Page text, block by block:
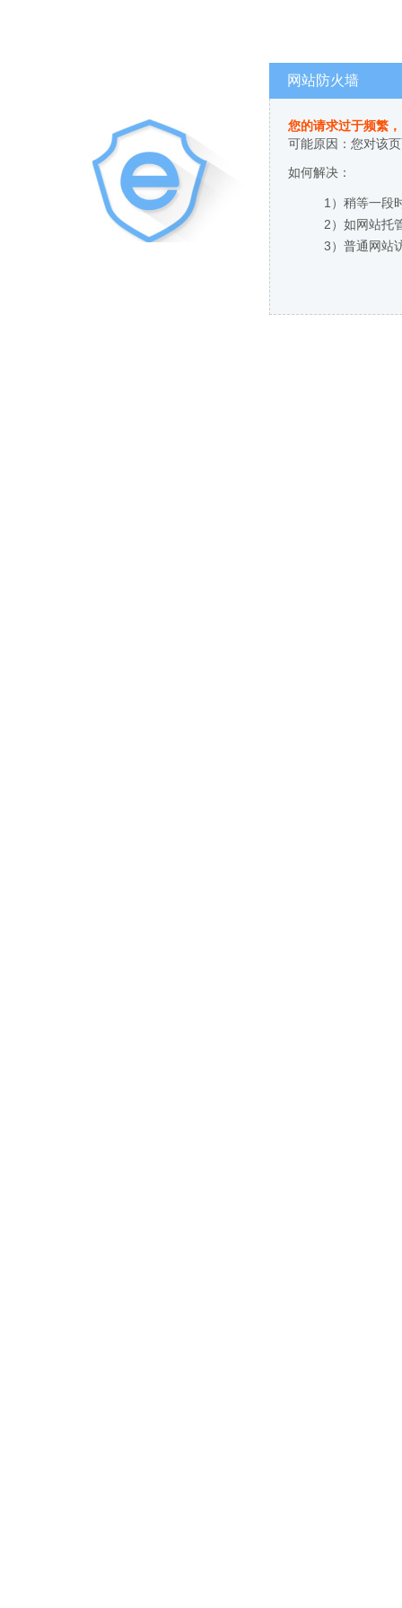
网站防火墙
您的请求过于频繁
可能原因：您对该
如何解决：
1）稍等一段
2）如网站托
3）普通网站